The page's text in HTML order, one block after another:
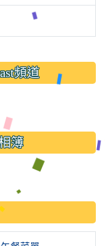
頻道
簿
https://